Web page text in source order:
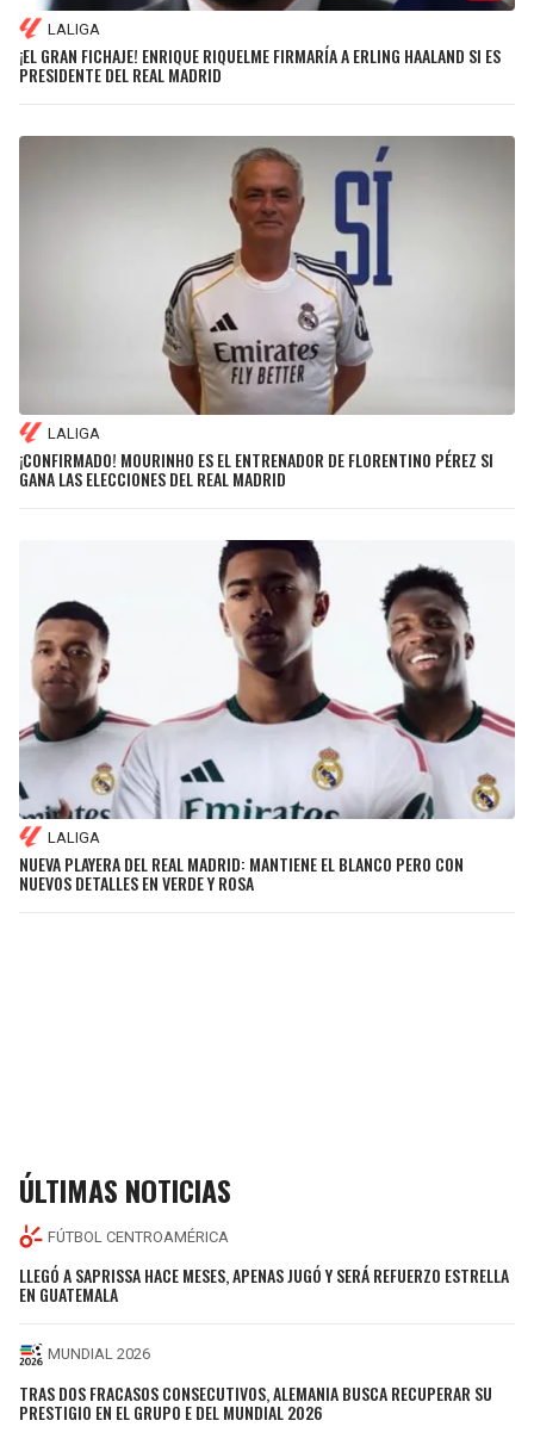
LALIGA
¡EL GRAN FICHAJE! ENRIQUE RIQUELME FIRMARÍA A ERLING HAALAND SI ES
PRESIDENTE DEL REAL MADRID
LALIGA
¡CONFIRMADO! MOURINHO ES EL ENTRENADOR DE FLORENTINO PÉREZ SI
GANA LAS ELECCIONES DEL REAL MADRID
LALIGA
NUEVA PLAYERA DEL REAL MADRID: MANTIENE EL BLANCO PERO CON
NUEVOS DETALLES EN VERDE Y ROSA
ÚLTIMAS NOTICIAS
FÚTBOL CENTROAMÉRICA
LLEGÓ A SAPRISSA HACE MESES, APENAS JUGÓ Y SERÁ REFUERZO ESTRELLA
EN GUATEMALA
MUNDIAL 2026
TRAS DOS FRACASOS CONSECUTIVOS, ALEMANIA BUSCA RECUPERAR SU
PRESTIGIO EN EL GRUPO E DEL MUNDIAL 2026